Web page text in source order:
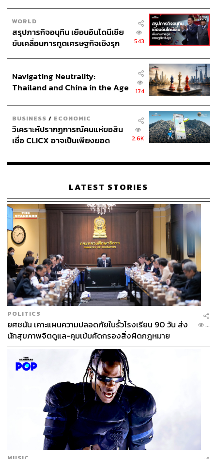
55
ABOUT THE AUTHOR
ศนิชา ละครพล
THE STANDARD WEALTH Editor
WORLD
สรุปภารกิจอนุทิน เยือนอินโดนีเซีย
ขับเคลื่อนการทูตเศรษฐกิจเชิงรุก
543
Navigating Neutrality:
Thailand and China in the Age
174
BUSINESS / ECONOMIC
วิเคราะห์ปรากฏการณ์คนแห่ขอสิน
เชื่อ CLICX อาจเป็นเพียงยอด
เรือนไทยที่ถูกซุกไว้
2.6K
LATEST STORIES
POLITICS
ยศชนัน เคาะแผนความปลอดภัยในรั้วโรงเรียน 90 วัน ส่ง
นักสุขภาพจิตดูแล-คุมเข้มคัดกรองสิ่งผิดกฎหมาย
...